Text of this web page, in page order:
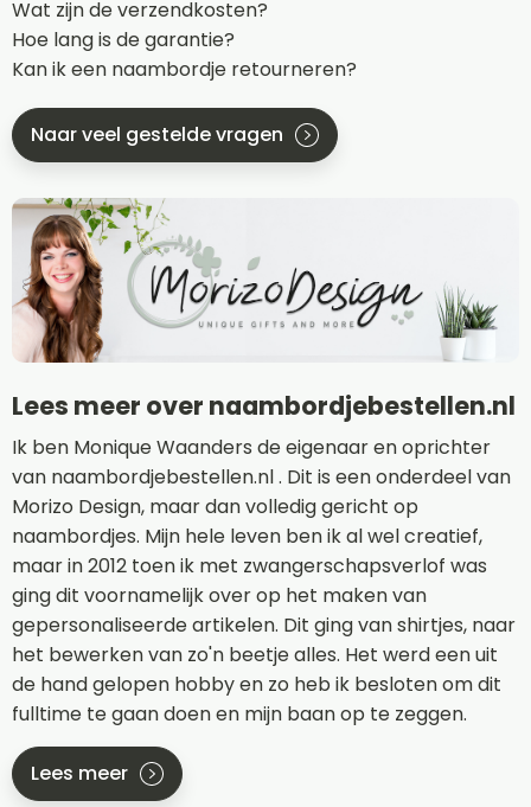
Wat zijn de verzendkosten?
Hoe lang is de garantie?
Kan ik een naambordje retourneren?
Naar veel gestelde vragen
Lees meer over naambordjebestellen.nl
Ik ben Monique Waanders de eigenaar en oprichter
van naambordjebestellen.nl . Dit is een onderdeel van
Morizo Design, maar dan volledig gericht op
naambordjes. Mijn hele leven ben ik al wel creatief,
maar in 2012 toen ik met zwangerschapsverlof was
ging dit voornamelijk over op het maken van
gepersonaliseerde artikelen. Dit ging van shirtjes, naar
het bewerken van zo'n beetje alles. Het werd een uit
de hand gelopen hobby en zo heb ik besloten om dit
fulltime te gaan doen en mijn baan op te zeggen.
Lees meer